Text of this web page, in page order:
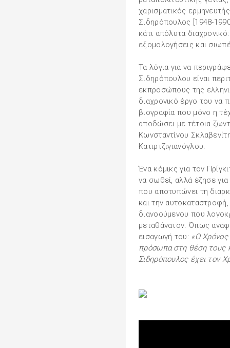
χαρισματικός
Σιδηρόπουλος [1948-
κάτι απόλυτα
εξομολογήσεις και
Τα λόγια για να
Σιδηρόπουλου είναι
εκπροσώπους της
διαχρονικό έργο του να
βιογραφία που μόνο η
αποδώσει με τέτοια
Κωνσταντίνου
Κατιρτζιγιανόγλου.
Ένα κόμικς για τον
να σωθεί, αλλά έζησε
που αποτυπώνει τη
και την
διανοούμενου που
μεταθάνατον. Όπως
εισαγωγή του: «Ο Χρόνος
πρόσωπα στη θέση τους
Σιδηρόπουλος έχει τον